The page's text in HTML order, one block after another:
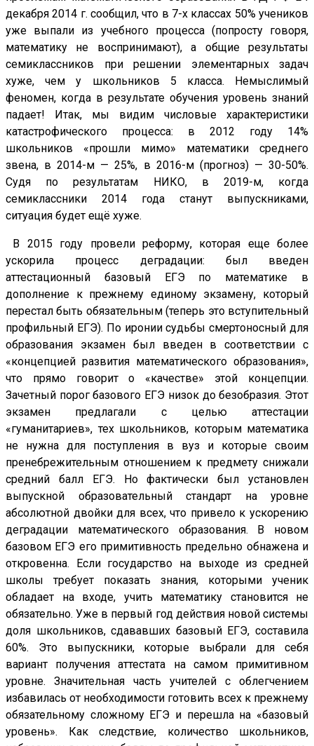
декабря 2014 г. сообщил, что в 7-х классах 50% учеников
уже выпали из учебного процесса (попросту говоря,
математику не воспринимают), а общие результаты
семиклассников при решении элементарных задач
хуже, чем у школьников 5 класса. Немыслимый
феномен, когда в результате обучения уровень знаний
падает! Итак, мы видим числовые характеристики
катастрофического процесса: в 2012 году 14%
школьников «прошли мимо» математики среднего
звена, в 2014-м — 25%, в 2016-м (прогноз) — 30-50%.
Судя по результатам НИКО, в 2019-м, когда
семиклассники 2014 года станут выпускниками,
ситуация будет ещё хуже.
В 2015 году провели реформу, которая еще более
ускорила процесс деградации: был введен
аттестационный базовый ЕГЭ по математике в
дополнение к прежнему единому экзамену, который
перестал быть обязательным (теперь это вступительный
профильный ЕГЭ). По иронии судьбы смертоносный для
образования экзамен был введен в соответствии с
«концепцией развития математического образования»,
что прямо говорит о «качестве» этой концепции.
Зачетный порог базового ЕГЭ низок до безобразия. Этот
экзамен предлагали с целью аттестации
«гуманитариев», тех школьников, которым математика
не нужна для поступления в вуз и которые своим
пренебрежительным отношением к предмету снижали
средний балл ЕГЭ. Но фактически был установлен
выпускной образовательный стандарт на уровне
абсолютной двойки для всех, что привело к ускорению
деградации математического образования. В новом
базовом ЕГЭ его примитивность предельно обнажена и
откровенна. Если государство на выходе из средней
школы требует показать знания, которыми ученик
обладает на входе, учить математику становится не
обязательно. Уже в первый год действия новой системы
доля школьников, сдававших базовый ЕГЭ, составила
60%. Это выпускники, которые выбрали для себя
вариант получения аттестата на самом примитивном
уровне. Значительная часть учителей с облегчением
избавилась от необходимости готовить всех к прежнему
обязательному сложному ЕГЭ и перешла на «базовый
уровень». Как следствие, количество школьников,